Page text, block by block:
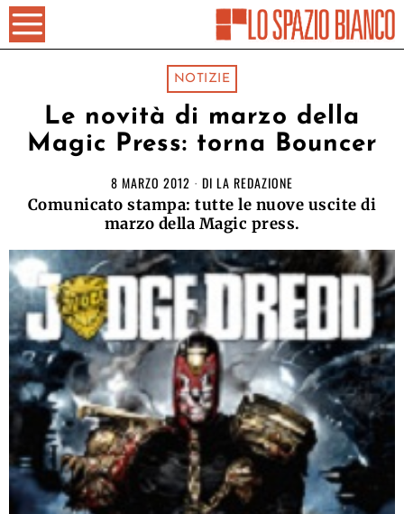
NOTIZIE
Le novità di marzo della
Magic Press: torna Bouncer
8 MARZO 2012 DI LA REDAZIONE
Comunicato stampa: tutte le nuove uscite di
marzo della Magic press.